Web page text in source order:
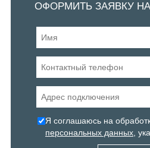
ОФОРМИТЬ ЗАЯВКУ
Я соглашаюсь на
персональных данных ,